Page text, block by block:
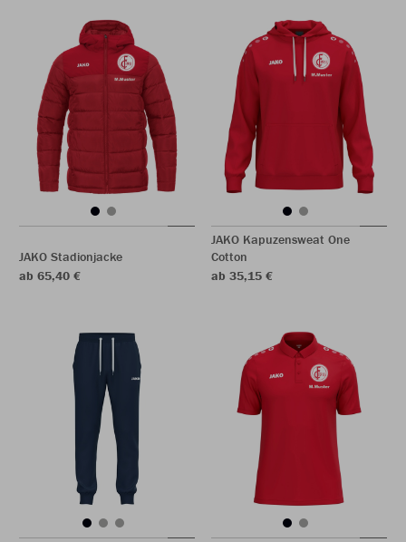
JAKO Stadionjacke
ab 65,40 €
JAKO Kapuzensweat One
Cotton
ab 35,15 €